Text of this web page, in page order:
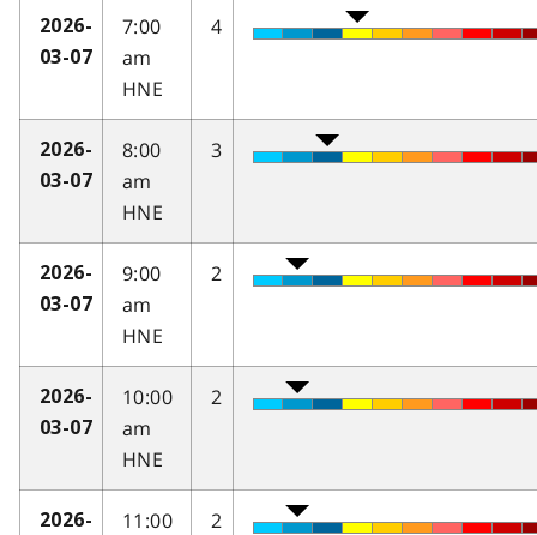
2026-
03-07
7:00
am
HNE
4
2026-
03-07
8:00
am
HNE
3
2026-
03-07
9:00
am
HNE
2
2026-
03-07
10:00
am
HNE
2
2026-
11:00
2